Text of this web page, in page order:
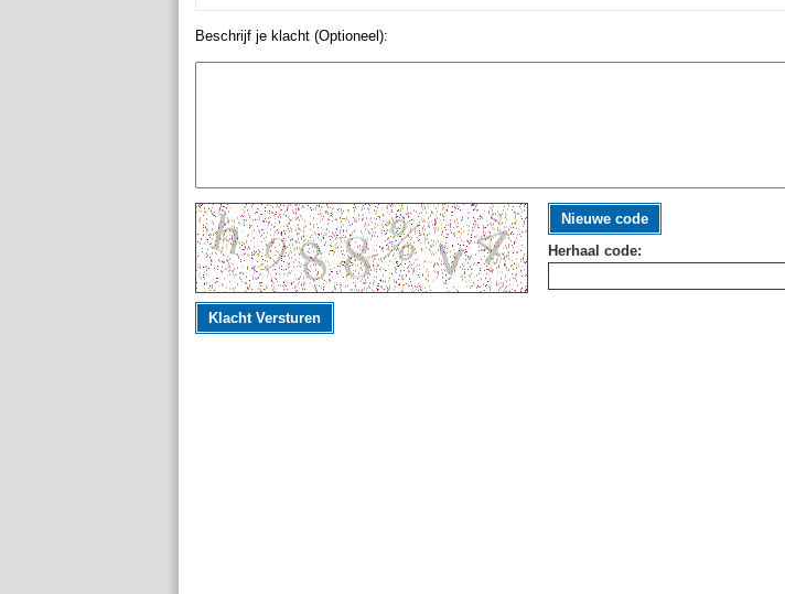
Beschrijf je klacht (Optioneel):
Nieuwe code
Herhaal code:
Klacht Versturen